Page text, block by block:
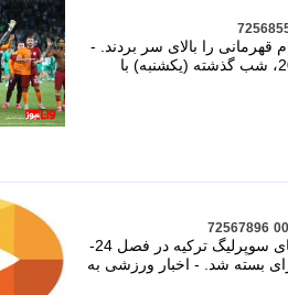
قهرمانی را بالای سر بردند. -
وانانیوز پرونده رقابت های سوپرلیگ ترکیه در فصل 24-2023، شب گذشته (یکشنبه) با
72567896
اخبار ورزشی به گزارش خبرگزاری تسنیم، پرونده رقابت های سوپرلیگ ترکیه در فصل 24-
بسته شد. - اخبار ورزشی به